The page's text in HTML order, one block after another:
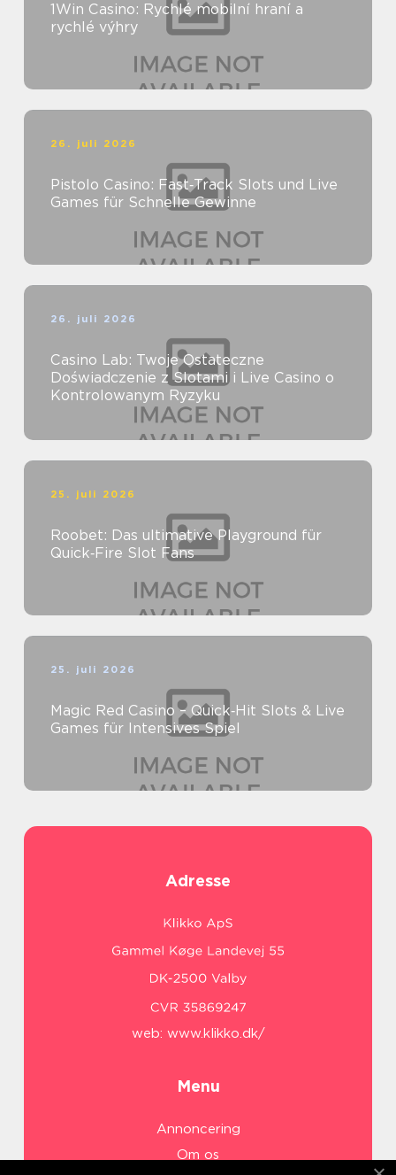
1Win Casino: Rychlé mobilní hraní a
rychlé výhry
26. juli 2026
Pistolo Casino: Fast‑Track Slots und Live
Games für Schnelle Gewinne
26. juli 2026
Casino Lab: Twoje Ostateczne
Doświadczenie z Slotami i Live Casino o
Kontrolowanym Ryzyku
25. juli 2026
Roobet: Das ultimative Playground für
Quick‑Fire Slot Fans
25. juli 2026
Magic Red Casino – Quick‑Hit Slots & Live
Games für Intensives Spiel
Adresse
web: www.klikko.dk/
Menu
Annoncering
Om os